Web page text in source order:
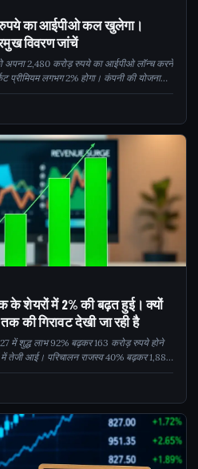
रुपये का आईपीओ कल खुलेगा।
विवरण जांचें
अपना 2,480 करोड़ रुपये का आईपीओ लॉन्च करने
प्रीमियम लगभग 2% होगा। कंपनी की योजना
बैलेंस शीट को मजबूत करने के लिए करने की
के शेयरों में 2% की बढ़त हुई। क्यों
की गिरावट देखी जा रही है
में शुद्ध लाभ 92% बढ़कर 163 करोड़ रुपये होने
तेजी आई। परिचालन राजस्व 40% बढ़कर 1,888
41% बढ़कर 8,372 करोड़ रुपये हो गया...